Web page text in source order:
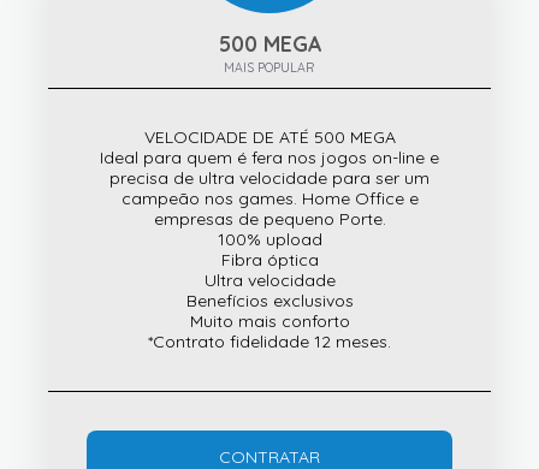
500 MEGA
MAIS POPULAR
VELOCIDADE DE ATÉ 500 MEGA
Ideal para quem é fera nos jogos on-line e
precisa de ultra velocidade para ser um
campeão nos games. Home Office e
empresas de pequeno Porte.
100% upload
Fibra óptica
Ultra velocidade
Benefícios exclusivos
Muito mais conforto
*Contrato fidelidade 12 meses.
CONTRATAR